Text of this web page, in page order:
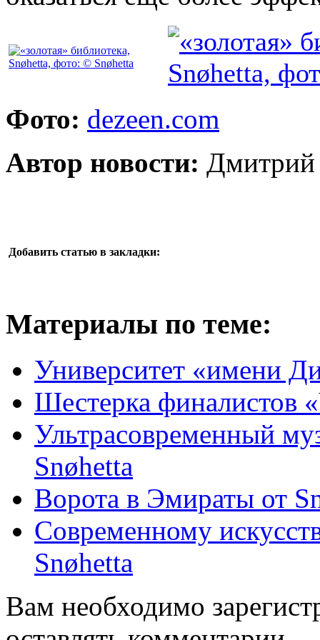
Фото: dezeen.com
Автор новости: Дмитрий
Добавить статью в закладки:
Материалы по теме:
Университет «имени
Шестерка финалистов
Ультрасовременный
Snøhetta
Ворота в Эмираты от
Современному
Snøhetta
Вам необходимо